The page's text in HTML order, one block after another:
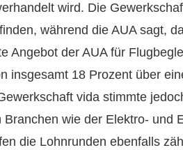
wird. Die
während die AUA sagt,
Angebot der AUA für
insgesamt 18 Prozent über
vida stimmte
wie der Elektro- und
die Lohnrunden ebenfalls